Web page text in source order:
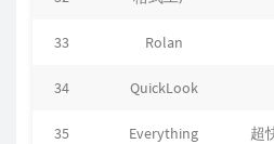
33 Rolan
34 QuickLook
35 Everything 超